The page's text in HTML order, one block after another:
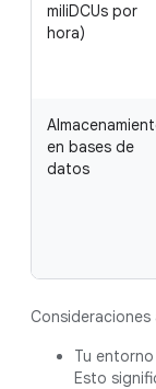
miliDCUs por
hora)
en bases de
datos
Consideraciones
Tu
Esto